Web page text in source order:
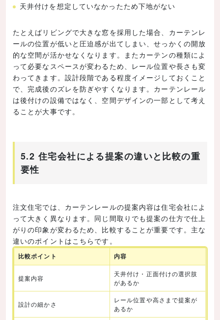
天井付けを想定していなかったため下地がない
たとえばリビングで大きな窓を採用した場合、カーテンレ
ールの位置が低いと圧迫感が出てしまい、せっかくの開放
的な空間が活かせなくなります。またカーテンの種類によ
って必要なスペースが変わるため、レール位置や長さも変
わってきます。設計段階である程度イメージしておくこと
で、完成後のズレを防ぎやすくなります。カーテンレール
は後付けの設備ではなく、空間デザインの一部として考え
ることが大事です。
5.2 住宅会社による提案の違いと比較の重
要性
注文住宅では、カーテンレールの提案内容は住宅会社によ
って大きく異なります。同じ間取りでも提案の仕方で仕上
がりの印象が変わるため、比較することが重要です。主な
違いのポイントはこちらです。
比較ポイント 内容
提案内容
天井付け・正面付けの選択肢
があるか
設計の細かさ
レール位置や高さまで提案が
あるか